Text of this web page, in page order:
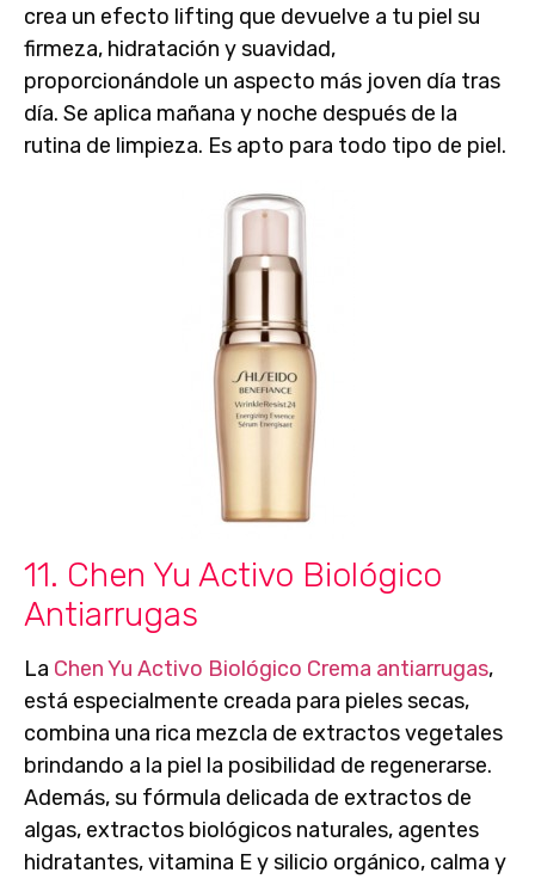
crea un efecto lifting que devuelve a tu piel su
firmeza, hidratación y suavidad,
proporcionándole un aspecto más joven día tras
día. Se aplica mañana y noche después de la
rutina de limpieza. Es apto para todo tipo de piel.
11. Chen Yu Activo Biológico
Antiarrugas
La Chen Yu Activo Biológico Crema antiarrugas,
está especialmente creada para pieles secas,
combina una rica mezcla de extractos vegetales
brindando a la piel la posibilidad de regenerarse.
Además, su fórmula delicada de extractos de
algas, extractos biológicos naturales, agentes
hidratantes, vitamina E y silicio orgánico, calma y